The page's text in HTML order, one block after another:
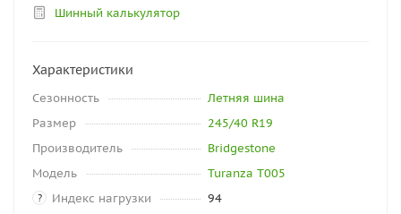
Шинный калькулятор
Характеристики
Сезонность
Летняя шина
Размер
245/40 R19
Производитель
Bridgestone
Модель
Turanza T005
? Индекс нагрузки
94